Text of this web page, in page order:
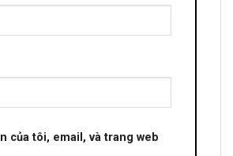
của tôi, email, và trang web